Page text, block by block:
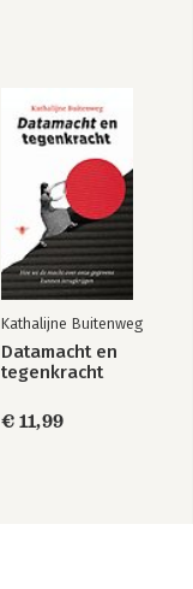
Kathalijne Buitenweg
Datamacht en
tegenkracht
€ 11,99